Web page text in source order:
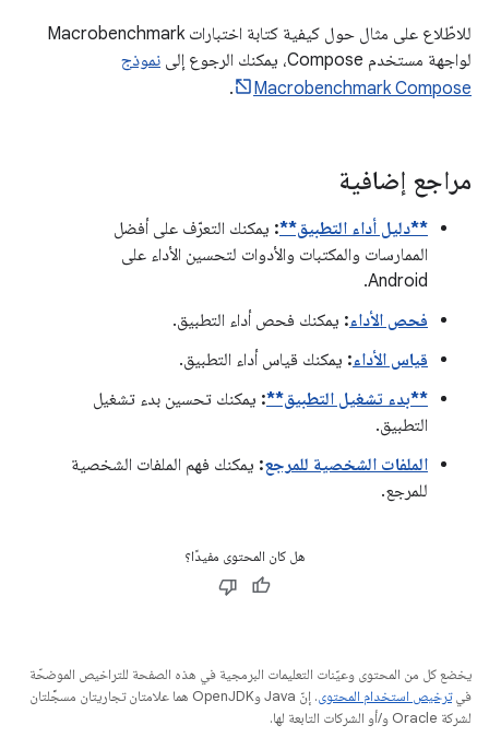
للاطّلاع على مثال حول كيفية كتابة اختبارات Macrobenchmark
لواجهة مستخدم Compose، يمكنك الرجوع إلى
نموذج
Macrobenchmark Compose
.
مراجع إضافية
**دليل أداء التطبيق**: يمكنك التعرّف على أفضل
الممارسات والمكتبات والأدوات لتحسين الأداء على
Android.
فحص الأداء: يمكنك فحص أداء التطبيق.
قياس الأداء: يمكنك قياس أداء التطبيق.
**بدء تشغيل التطبيق**: يمكنك تحسين بدء تشغيل
التطبيق.
الملفات الشخصية للمرجع: يمكنك فهم الملفات الشخصية
للمرجع.
هل كان المحتوى مفيدًا؟
يخضع كل من المحتوى وعيّنات التعليمات البرمجية في هذه الصفحة للتراخيص الموضحّة
فيترخيص استخدام المحتوى
. إنّ Java وOpenJDK هما علامتان تجاريتان مسجَّلتان
لشركة Oracle و/أو الشركات التابعة لها.